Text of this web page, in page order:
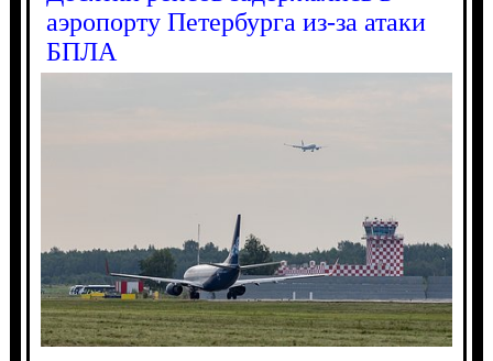
аэропорту Петербурга из-за атаки
БПЛА